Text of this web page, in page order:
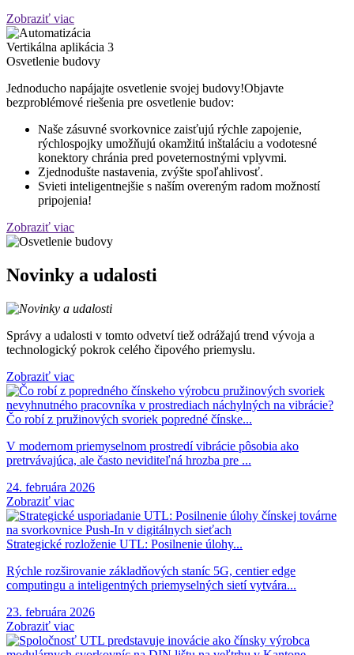
Zobraziť viac
Vertikálna aplikácia 3
Osvetlenie budovy
Jednoducho napájajte osvetlenie svojej budovy!Objavte
bezproblémové riešenia pre osvetlenie budov:
Naše zásuvné svorkovnice zaisťujú rýchle zapojenie,
rýchlospojky umožňujú okamžitú inštaláciu a vodotesné
konektory chránia pred poveternostnými vplyvmi.
Zjednodušte nastavenia, zvýšte spoľahlivosť.
Svieti inteligentnejšie s naším overeným radom možností
pripojenia!
Zobraziť viac
Novinky a udalosti
Správy a udalosti v tomto odvetví tiež odrážajú trend vývoja a
technologický pokrok celého čipového priemyslu.
Zobraziť viac
Čo robí z pružinových svoriek popredné čínske...
V modernom priemyselnom prostredí vibrácie pôsobia ako
pretrvávajúca, ale často neviditeľná hrozba pre ...
24. februára 2026
Zobraziť viac
Strategické rozloženie UTL: Posilnenie úlohy...
Rýchle rozširovanie základňových staníc 5G, centier edge
computingu a inteligentných priemyselných sietí vytvára...
23. februára 2026
Zobraziť viac